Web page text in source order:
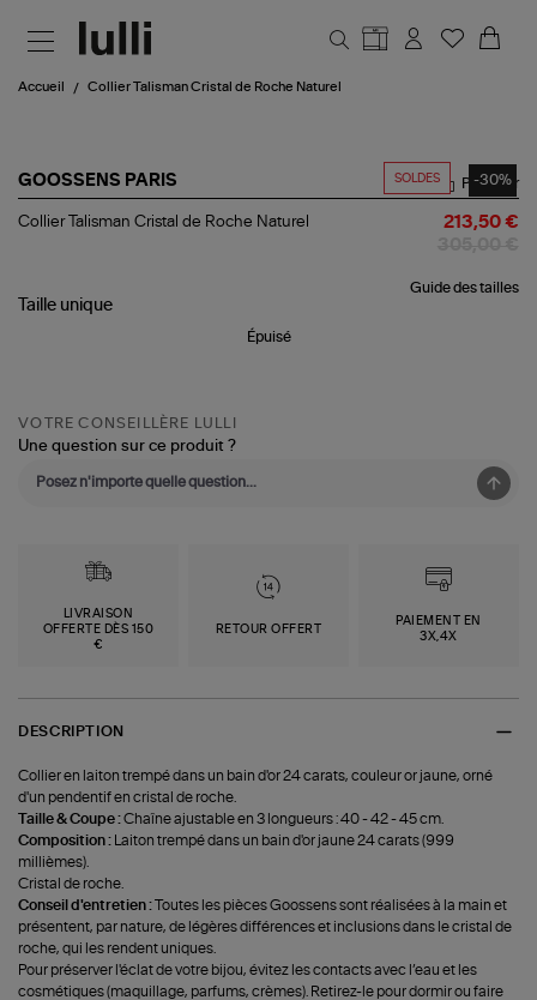
Accueil Collier Talisman Cristal de Roche Naturel
SOLDES -30%
GOOSSENS PARIS
Collier
Roche
Naturel
Partager
Collier Talisman Cristal de Roche Naturel 213,50 €
Guide des tailles
Taille unique
Épuisé
VOTRE CONSEILLÈRE LULLI
Une question sur ce produit ?
LIVRAISON
OFFERTE DÈS 150
€
RETOUR OFFERT
PAIEMENT EN
3X,4X
DESCRIPTION
Collier en laiton trempé dans un bain d'or 24 carats, couleur or jaune, orné
d'un pendentif en cristal de roche.
Taille & Coupe :Chaîne ajustable en 3 longueurs : 40 - 42 - 45 cm.
Composition :
Laiton trempé dans un bain d'or jaune 24 carats (999
millièmes).
Cristal de roche.
Conseil d'entretien :Toutes les pièces Goossens sont réalisées à la main et
présentent, par nature, de légères différences et inclusions dans le cristal de
roche, qui les rendent uniques.
Pour préserver l'éclat de votre bijou, évitez les contacts avec l’eau et les
cosmétiques (maquillage, parfums, crèmes). Retirez-le pour dormir ou faire